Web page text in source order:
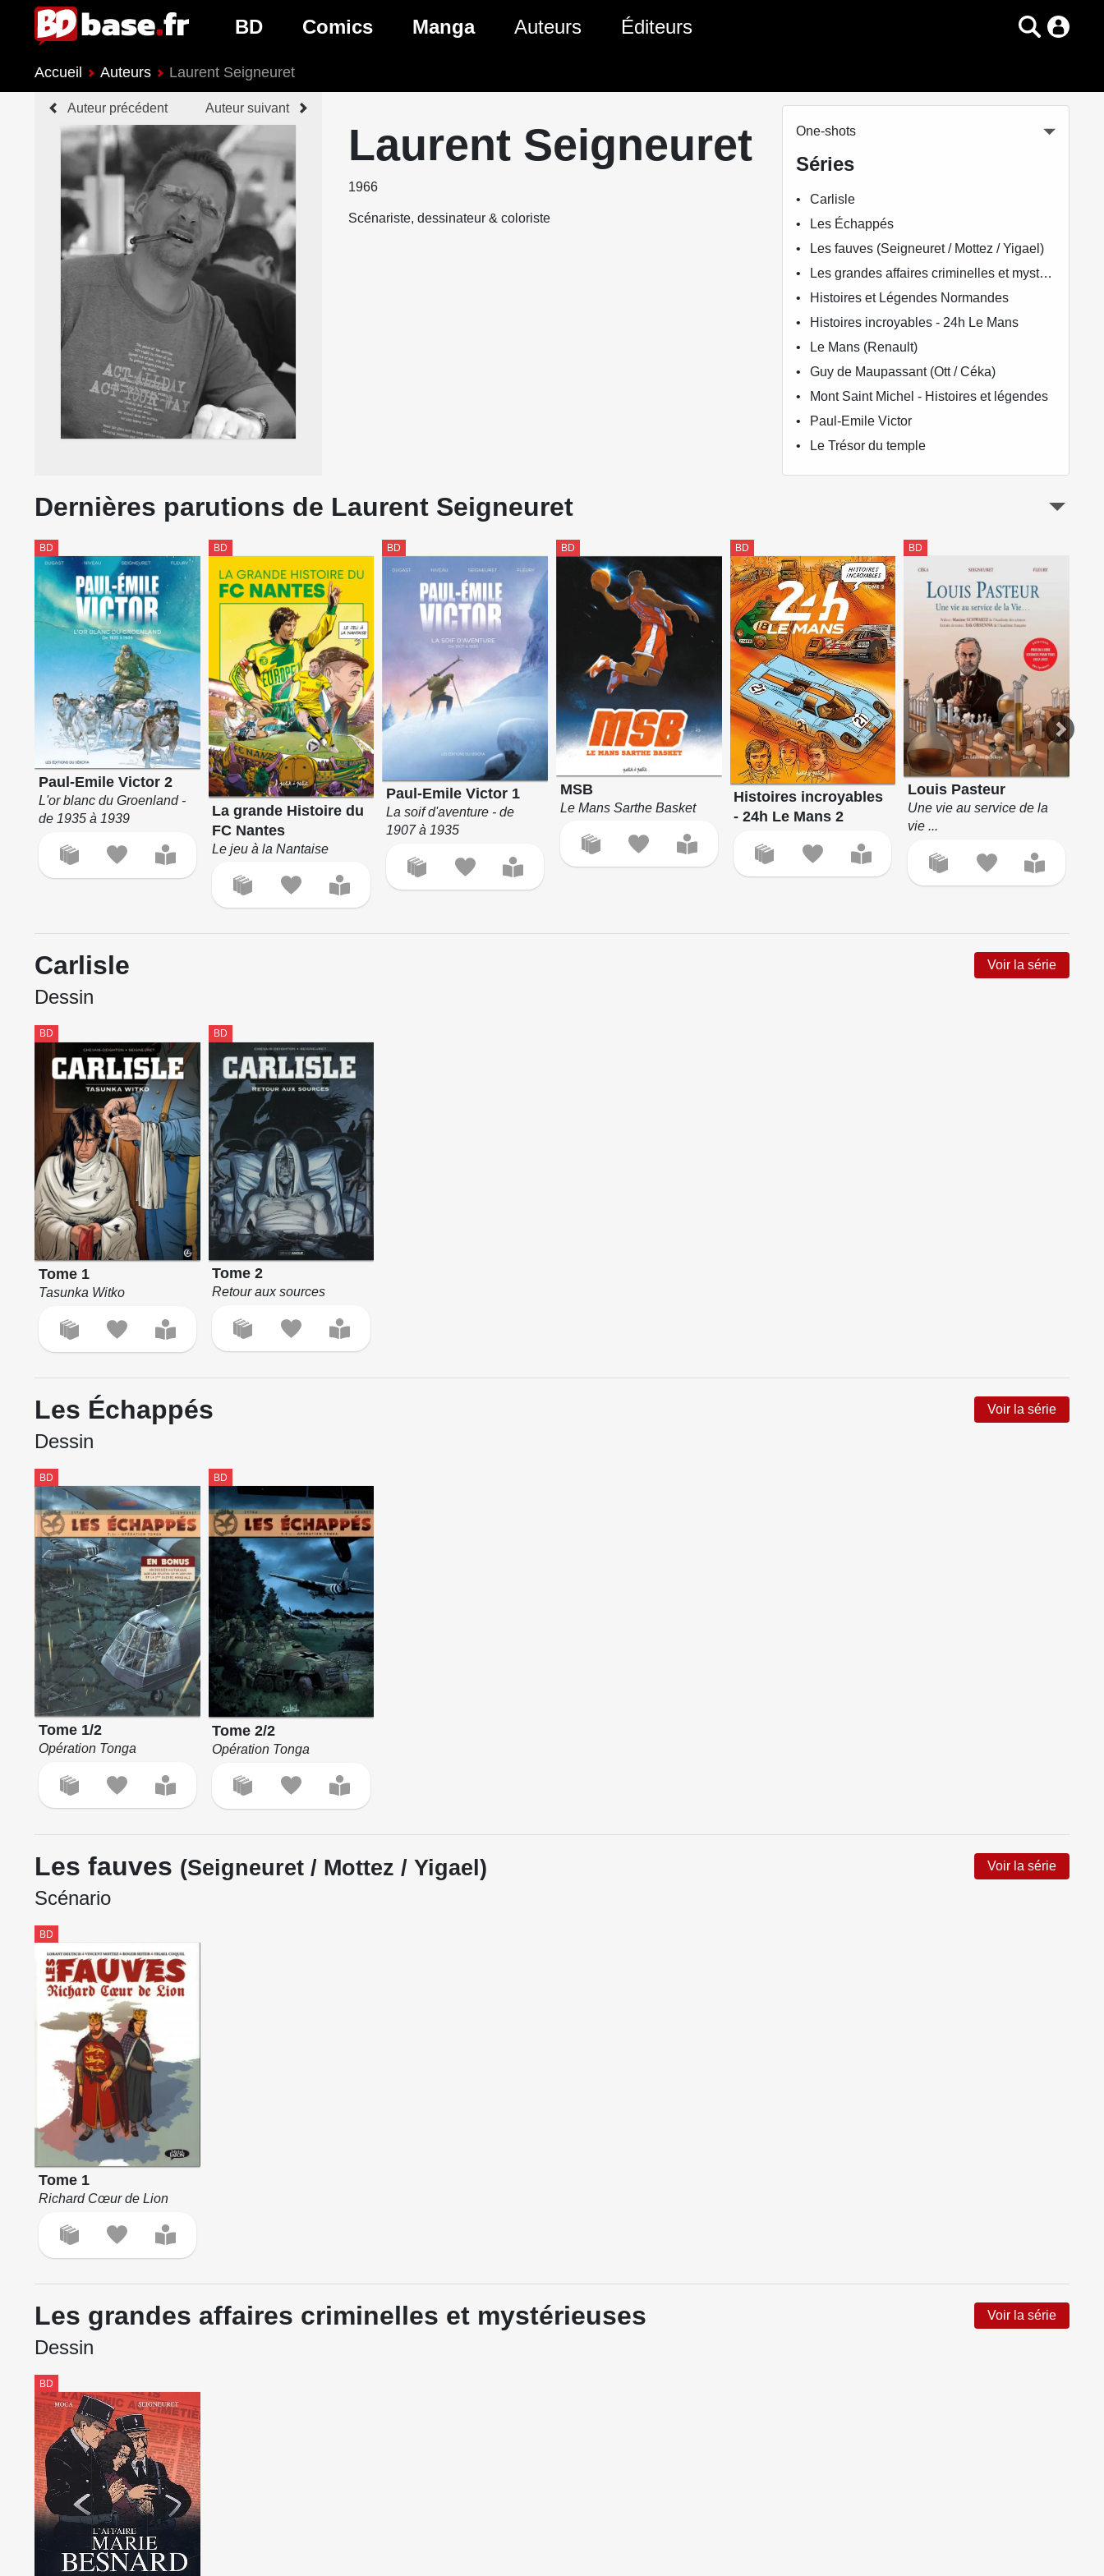
BD
Nouveautés BD
Prochaines sorties BD
Genres BD
Comics
Genres Comics
Manga
Genres Manga
Auteurs Éditeurs
Accueil Auteurs Laurent Seigneuret
Auteur précédent Auteur suivant
Laurent Seigneuret
1966
Scénariste, dessinateur & coloriste
One-shots
Séries
Carlisle
Les Échappés
Les fauves (Seigneuret / Mottez / Yigael)
Les grandes affaires criminelles et mystérieuses
Histoires et Légendes Normandes
Histoires incroyables - 24h Le Mans
Le Mans (Renault)
Guy de Maupassant (Ott / Céka)
Mont Saint Michel - Histoires et légendes
Paul-Emile Victor
Le Trésor du temple
Dernières parutions de Laurent Seigneuret
BD
Paul-Emile Victor 2
L'or blanc du Groenland -
de 1935 à 1939
BD
La grande Histoire du
FC Nantes
Le jeu à la Nantaise
BD
Paul-Emile Victor 1
La soif d'aventure - de
1907 à 1935
BD
MSB
Le Mans Sarthe Basket
BD
Histoires incroyables
- 24h Le Mans 2
BD
Louis Pasteur
Une vie au service de la
vie ...
Carlisle Voir la série
Dessin
BD
Tome 1
Tasunka Witko
BD
Tome 2
Retour aux sources
Les Échappés Voir la série
Dessin
BD
Tome 1/2
Opération Tonga
BD
Tome 2/2
Opération Tonga
Les fauves (Seigneuret / Mottez / Yigael) Voir la série
Scénario
BD
Tome 1
Richard Cœur de Lion
Les grandes affaires criminelles et mystérieuses Voir la série
Dessin
BD